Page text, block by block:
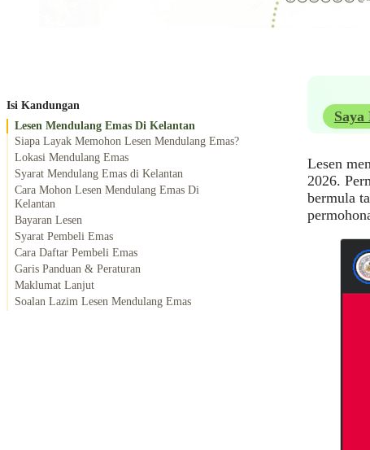
Isi Kandungan
Lesen Mendulang Emas Di Kelantan
Siapa Layak Memohon Lesen Mendulang Emas?
Lokasi Mendulang Emas
Syarat Mendulang Emas di Kelantan
Cara Mohon Lesen Mendulang Emas Di
Kelantan
Bayaran Lesen
Syarat Pembeli Emas
Cara Daftar Pembeli Emas
Garis Panduan & Peraturan
​Maklumat Lanjut
Soalan Lazim Lesen Mendulang Emas
Saya
Lesen
2026.
bermula